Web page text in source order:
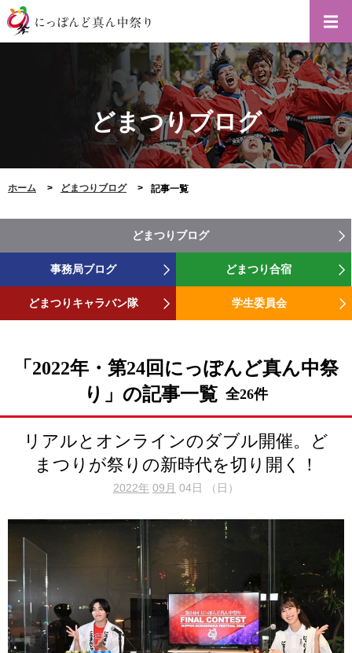
どまつりブログ
ホーム どまつりブログ 記事一覧
どまつりブログ
事務局ブログ どまつり合宿
どまつりキャラバン隊 学生委員会
「2022年・第24回にっぽんど真ん中祭
り」の記事一覧 全26件
リアルとオンラインのダブル開催。ど
まつりが祭りの新時代を切り開く！
2022年 09月 04日 （日）